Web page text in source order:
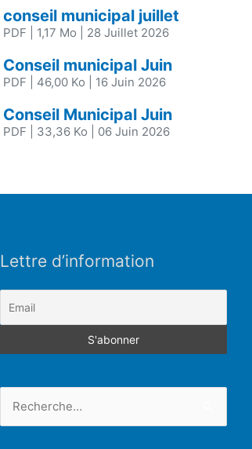
conseil municipal juillet
PDF | 1,17 Mo | 28 Juillet 2026
Conseil municipal Juin
PDF | 46,00 Ko | 16 Juin 2026
Conseil Municipal Juin
PDF | 33,36 Ko | 06 Juin 2026
Lettre d’information